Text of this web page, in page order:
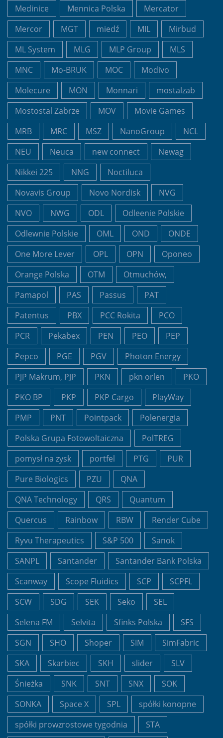
Medinice
Mennica Polska
Mercator
Mercor
MGT miedź MIL
Mirbud
ML System
MLG MLP Group
MLS
MNC
Mo-BRUK MOC
Modivo
Molecure
MON Monnari
mostalzab
Mostostal Zabrze
MOV
Movie Games
MRB
MRC MSZ NanoGroup
NCL
NEU
Neuca new connect
Newag
Nikkei 225
NNG
Noctiluca
Novavis Group
Novo Nordisk
NVG
NVO
NWG ODL
Odleenie Polskie
Odlewnie Polskie
OML OND
ONDE
One More Lever
OPL OPN
Oponeo
Orange Polska
OTM
Otmuchów,
Pamapol
PAS Passus
PAT
Patentus
PBX PCC Rokita
PCO
PCR
Pekabex PEN PEO
PEP
Pepco
PGE PGV
Photon Energy
PJP Makrum, PJP
PKN pkn orlen
PKO
PKO BP
PKP PKP Cargo
PlayWay
PMP
PNT Pointpack
Polenergia
Polska Grupa Fotowoltaiczna
PolTREG
pomysł na zysk
portfel PTG
PUR
Pure Biologics
PZU
QNA
QNA Technology
QRS
Quantum
Quercus
Rainbow RBW
Render Cube
Ryvu Therapeutics
S&P 500
Sanok
SANPL
Santander
Santander Bank Polska
Scanway
Scope Fluidics SCP
SCPFL
SCW
SDG SEK Seko
SEL
Selena FM
Selvita Sfinks Polska
SFS
SGN
SHO Shoper SIM
SimFabric
SKA
Skarbiec SKH slider
SLV
Śnieżka
SNK SNT SNX
SOK
SONKA
Space X SPL
spółki konopne
spółki prowzrostowe tygodnia
STA